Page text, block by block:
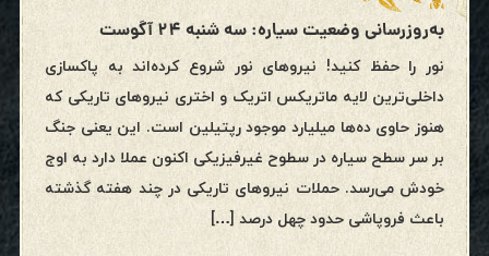
به‌روزرسانی وضعیت سیاره: سه شنبه ۲۴ آگوست
نور را حفظ کنید! نیروهای نور شروع کرده‌اند به پاکسازی
داخلی‌ترین لایه ماتریکس اتریک و اختری نیروهای تاریکی که
هنوز حاوی ده‌ها میلیارد موجود رپتیلین است. این یعنی جنگ
بر سر سطح سیاره در سطوح غیرفیزیکی اکنون عملا دارد به اوج
خودش می‌رسد. حملات نیروهای تاریکی در چند هفته گذشته
باعث فروپاشی حدود چهل درصد […]